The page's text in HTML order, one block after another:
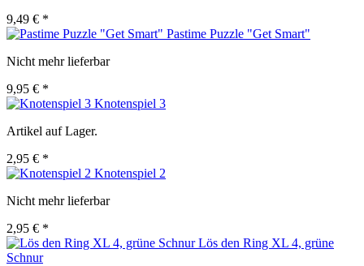
9,49 € *
Pastime Puzzle "Get Smart"
Nicht mehr lieferbar
9,95 € *
Knotenspiel 3
Artikel auf Lager.
2,95 € *
Knotenspiel 2
Nicht mehr lieferbar
2,95 € *
Lös den Ring XL 4, grüne
Schnur